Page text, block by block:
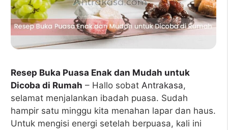
Resep Buka Puasa Enak dan Mudah untuk
Dicoba di Rumah – Hallo sobat Antrakasa,
selamat menjalankan ibadah puasa. Sudah
hampir satu minggu kita menahan lapar dan haus.
Untuk mengisi energi setelah berpuasa, kali ini